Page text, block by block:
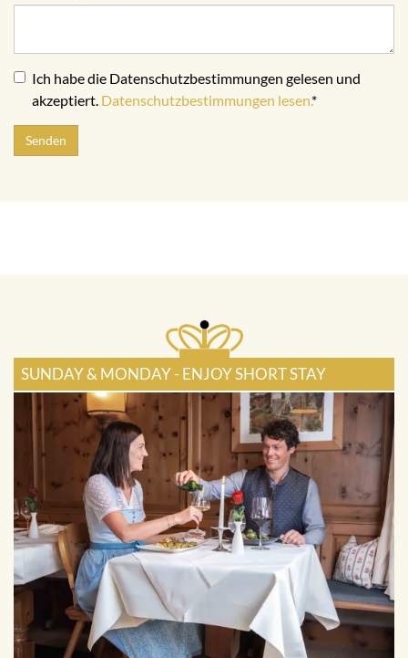
Ich habe die Datenschutzbestimmungen gelesen und
akzeptiert. Datenschutzbestimmungen lesen.*
Senden
SUNDAY & MONDAY - ENJOY SHORT STAY